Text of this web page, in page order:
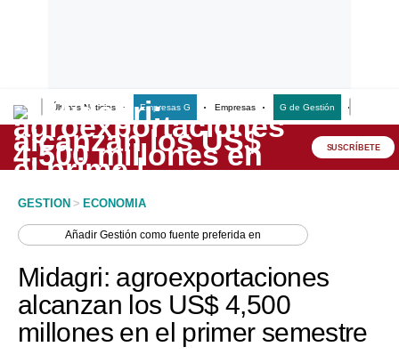
Últimas Noticias Empresas G Empresas G de Gestión
Lo último
Peru Quiosco
Economía
Mercados
SUSCRÍBETE
GESTION > ECONOMIA
AñadirGestión como fuente preferida en
Midagri: agroexportaciones
alcanzan los US$ 4,500
millones en el primer semestre